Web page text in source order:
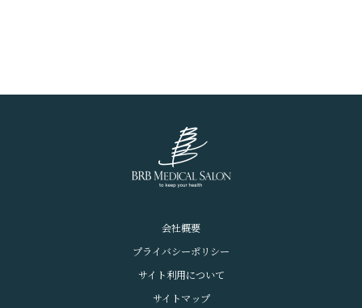
会社概要
プライバシーポリシー
サイト利用について
サイトマップ